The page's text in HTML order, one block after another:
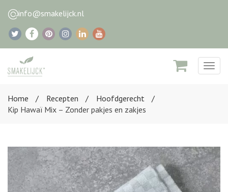
info@smakelijck.nl
Home
Recepten
Hoofdgerecht
Kip Hawaï Mix – Zonder pakjes en zakjes